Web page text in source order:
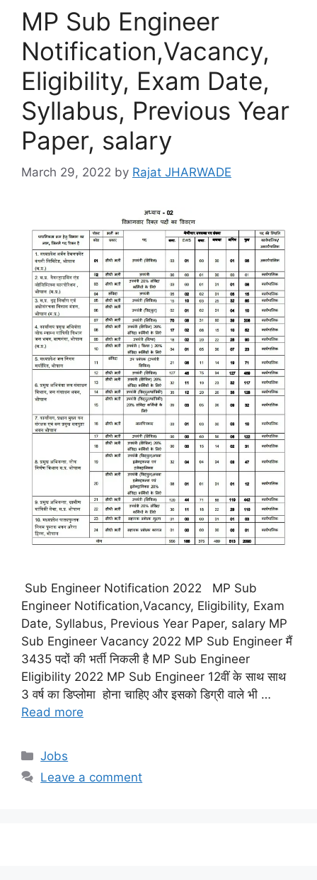
MP Sub Engineer
Notification,Vacancy,
Eligibility, Exam Date,
Syllabus, Previous Year
Paper, salary
March 29, 2022 by Rajat JHARWADE
Sub Engineer Notification 2022 MP Sub
Engineer Notification,Vacancy, Eligibility, Exam
Date, Syllabus, Previous Year Paper, salary MP
Sub Engineer Vacancy 2022 MP Sub Engineer मैं
3435 पदों की भर्ती निकली है MP Sub Engineer
Eligibility 2022 MP Sub Engineer 12वीं के साथ साथ
3 वर्ष का डिप्लोमा होना चाहिए और इसको डिग्री वाले भी …
Read more
Categories
Jobs
Leave a comment